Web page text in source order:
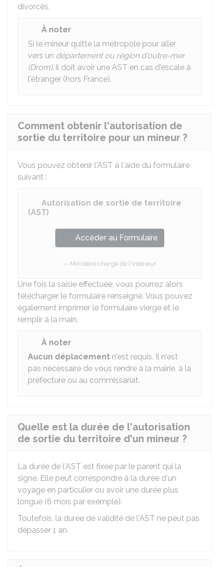
divorcés.
À noter
Si le mineur quitte la métropole pour aller
vers un département ou région d'outre-mer
(Drom), il doit avoir une AST en cas d'escale à
l'étranger (hors France).
Comment obtenir l'autorisation de
sortie du territoire pour un mineur ?
Vous pouvez obtenir l'AST à l'aide du formulaire
suivant :
Autorisation de sortie de territoire
(AST)
Accéder au Formulaire
Ministère chargé de l'intérieur
Une fois la saisie effectuée, vous pourrez alors
télécharger le formulaire renseigné. Vous pouvez
également imprimer le formulaire vierge et le
remplir à la main.
À noter
Aucun déplacement n'est requis. Il n'est
pas nécessaire de vous rendre à la mairie, à la
préfecture ou au commissariat.
Quelle est la durée de l'autorisation
de sortie du territoire d'un mineur ?
La durée de l'AST est fixée par le parent qui la
signe. Elle peut correspondre à la durée d'un
voyage en particulier ou avoir une durée plus
longue (6 mois par exemple).
Toutefois, la durée de validité de l'AST ne peut pas
dépasser 1 an.